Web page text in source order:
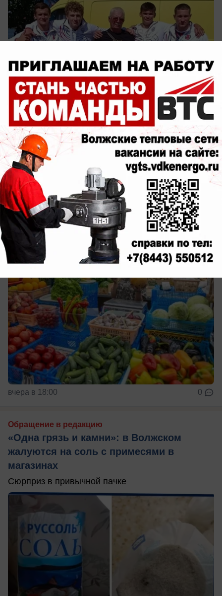
вчера в 18:24 0
Общество
Август - время вкусных покупок в ТК
«Якорь»
вчера в 18:00 0
Обращение в редакцию
«Одна грязь и камни»: в Волжском
жалуются на соль с примесями в
магазинах
Сюрприз в привычной пачке